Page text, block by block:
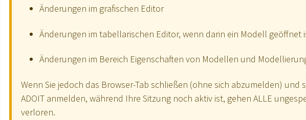
Änderungen im grafischen Editor
Änderungen im tabellarischen Editor, wenn darin ein Modell geöffnet
Änderungen im Bereich Eigenschaften von Modellen und
Wenn Sie jedoch das Browser-Tab schließen (ohne sich abzumelden) und
ADOIT anmelden, während Ihre Sitzung noch aktiv ist, gehen ALLE
verloren.